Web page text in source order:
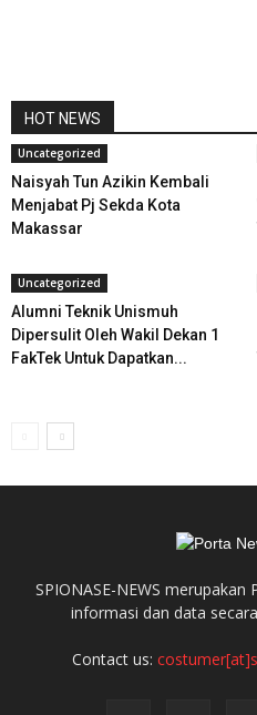
HOT NEWS
Uncategorized
Naisyah Tun Azikin Kembali
Menjabat Pj Sekda Kota
Makassar
Uncategorized
Alumni Teknik Unismuh
Dipersulit Oleh Wakil Dekan 1
FakTek Untuk Dapatkan...
SPIONASE-NEWS
informasi dan data
Contact us: